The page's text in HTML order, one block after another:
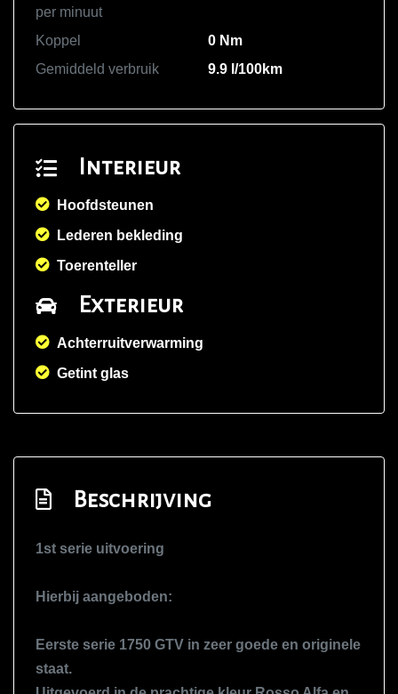
per minuut
Koppel
0 Nm
Gemiddeld verbruik
9.9 l/100km
Interieur
Hoofdsteunen
Lederen bekleding
Toerenteller
Exterieur
Achterruitverwarming
Getint glas
Beschrijving
1st serie uitvoering
Hierbij aangeboden:
Eerste serie 1750 GTV in zeer goede en originele
staat.